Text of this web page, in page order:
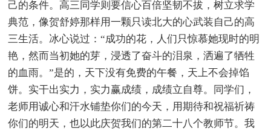
己的条件。高三同学则要信心百倍坚韧不拔，树立求学
典范，像贺舒婷那样用一颗只读北大的心武装自己的高
三生活。冰心说过：“成功的花，人们只惊慕她现时的明
艳，然而当初她的芽，浸透了奋斗的泪泉，洒遍了牺牲
的血雨。”是的，天下没有免费的午餐，天上不会掉馅
饼。实干出实力，实力赢成绩，成绩立自尊。同学们，
老师用诚心和汗水铺垫你们的今天，用期待和祝福祈祷
你们的明天，也以此庆贺我们的第二十八个教师节。我